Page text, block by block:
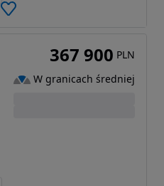
367 900 PLN
W granicach średniej